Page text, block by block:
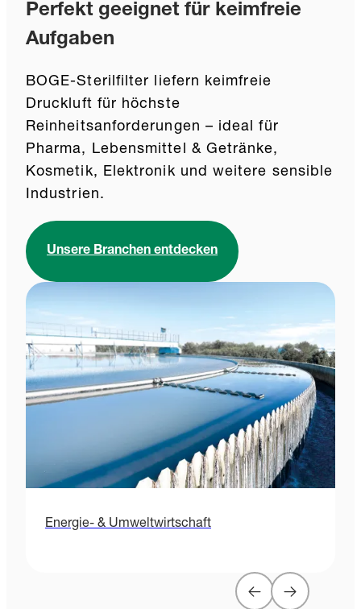
Perfekt geeignet für keimfreie
Aufgaben
BOGE-Sterilfilter liefern keimfreie
Druckluft für höchste
Reinheitsanforderungen – ideal für
Pharma, Lebensmittel & Getränke,
Kosmetik, Elektronik und weitere sensible
Industrien.
Unsere Branchen entdecken
Energie- & Umweltwirtschaft